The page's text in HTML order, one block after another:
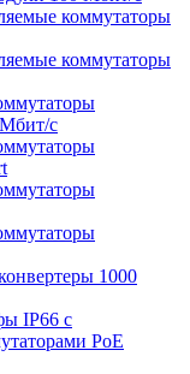
коммутаторы
коммутаторы
с
1000
IP66 c
PoE